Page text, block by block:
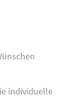
individuelle